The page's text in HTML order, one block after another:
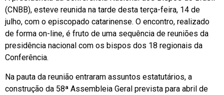
(CNBB), esteve reunida na tarde desta terça-feira, 14 de
julho, com o episcopado catarinense. O encontro, realizado
de forma on-line, é fruto de uma sequência de reuniões da
presidência nacional com os bispos dos 18 regionais da
Conferência.
Na pauta da reunião entraram assuntos estatutários, a
construção da 58ª Assembleia Geral prevista para abril de